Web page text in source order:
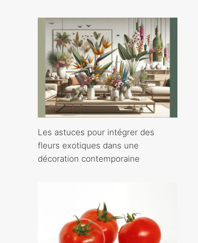
Les astuces pour intégrer des
fleurs exotiques dans une
décoration contemporaine